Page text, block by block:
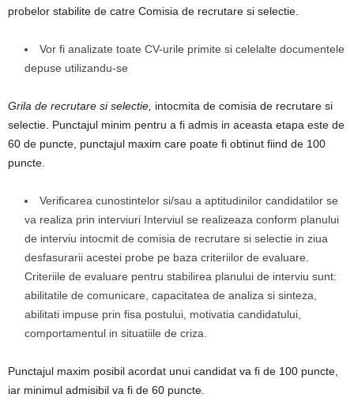
probelor stabilite de catre Comisia de recrutare si selectie.
Vor fi analizate toate CV-urile primite si celelalte documentele
depuse utilizandu-se
Grila de recrutare si selectie, intocmita de comisia de recrutare si
selectie. Punctajul minim pentru a fi admis in aceasta etapa este de
60 de puncte, punctajul maxim care poate fi obtinut fiind de 100
puncte.
Verificarea cunostintelor si/sau a aptitudinilor candidatilor se
va realiza prin interviuri Interviul se realizeaza conform planului
de interviu intocmit de comisia de recrutare si selectie in ziua
desfasurarii acestei probe pe baza criteriilor de evaluare.
Criteriile de evaluare pentru stabilirea planului de interviu sunt:
abilitatile de comunicare, capacitatea de analiza si sinteza,
abilitati impuse prin fisa postului, motivatia candidatului,
comportamentul in situatiile de criza.
Punctajul maxim posibil acordat unui candidat va fi de 100 puncte,
iar minimul admisibil va fi de 60 puncte.